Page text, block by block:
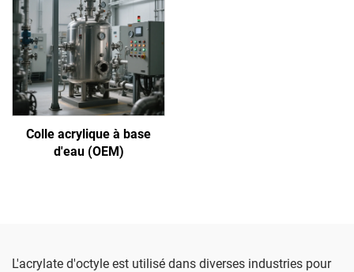
Colle acrylique à base
d'eau (OEM)
L'acrylate d'octyle est utilisé dans diverses industries pour